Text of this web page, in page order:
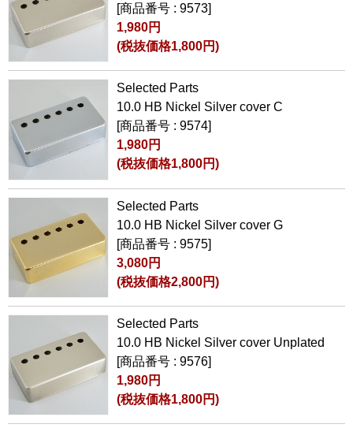
[商品番号 : 9573]
1,980円
(税抜価格1,800円)
Selected Parts
10.0 HB Nickel Silver cover C
[商品番号 : 9574]
1,980円
(税抜価格1,800円)
Selected Parts
10.0 HB Nickel Silver cover G
[商品番号 : 9575]
3,080円
(税抜価格2,800円)
Selected Parts
10.0 HB Nickel Silver cover Unplated
[商品番号 : 9576]
1,980円
(税抜価格1,800円)